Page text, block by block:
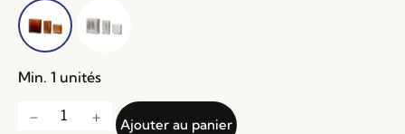
Min. 1 unités
Ajouter au panier